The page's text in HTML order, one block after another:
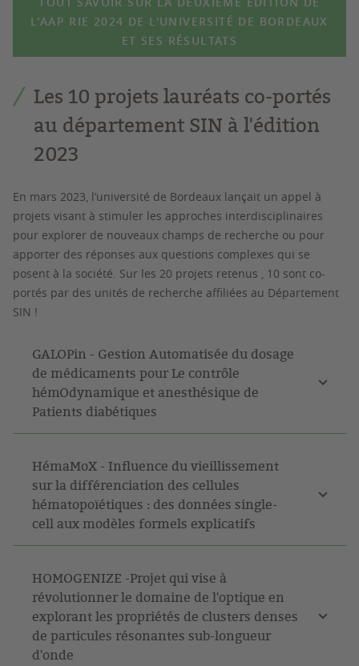
L'AAP RIE 2024 DE L'UNIVERSITÉ DE BORDEAUX
ET SES RÉSULTATS
Les 10 projets lauréats co-portés
au département SIN à l'édition
2023
En mars 2023, l’université de Bordeaux lançait un appel à
projets visant à stimuler les approches interdisciplinaires
pour explorer de nouveaux champs de recherche ou pour
apporter des réponses aux questions complexes qui se
posent à la société. Sur les 20 projets retenus , 10 sont co-
portés par des unités de recherche affiliées au Département
SIN !
GALOPin - Gestion Automatisée du dosage
de médicaments pour Le contrôle
hémOdynamique et anesthésique de
Patients diabétiques
HémaMoX - Influence du vieillissement
sur la différenciation des cellules
hématopoïétiques : des données single-
cell aux modèles formels explicatifs
HOMOGENIZE -Projet qui vise à
révolutionner le domaine de l'optique en
explorant les propriétés de clusters denses
de particules résonantes sub-longueur
d'onde